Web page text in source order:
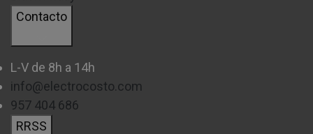
¿Eres de los que necesita tener TODO de tu saga
favorita? Las ediciones especiales, deluxe y de
coleccionista están diseñadas para ti. Desde steelbooks
metálicos hasta figuras de tamaño real, estas ediciones
convierten cada lanzamiento en un pequeño evento.
Contacto
L-V de 8h a 14h
info@electrocosto.com
957 404 686
RRSS